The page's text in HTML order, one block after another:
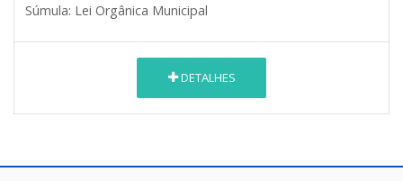
Súmula: Lei Orgânica Municipal
DETALHES